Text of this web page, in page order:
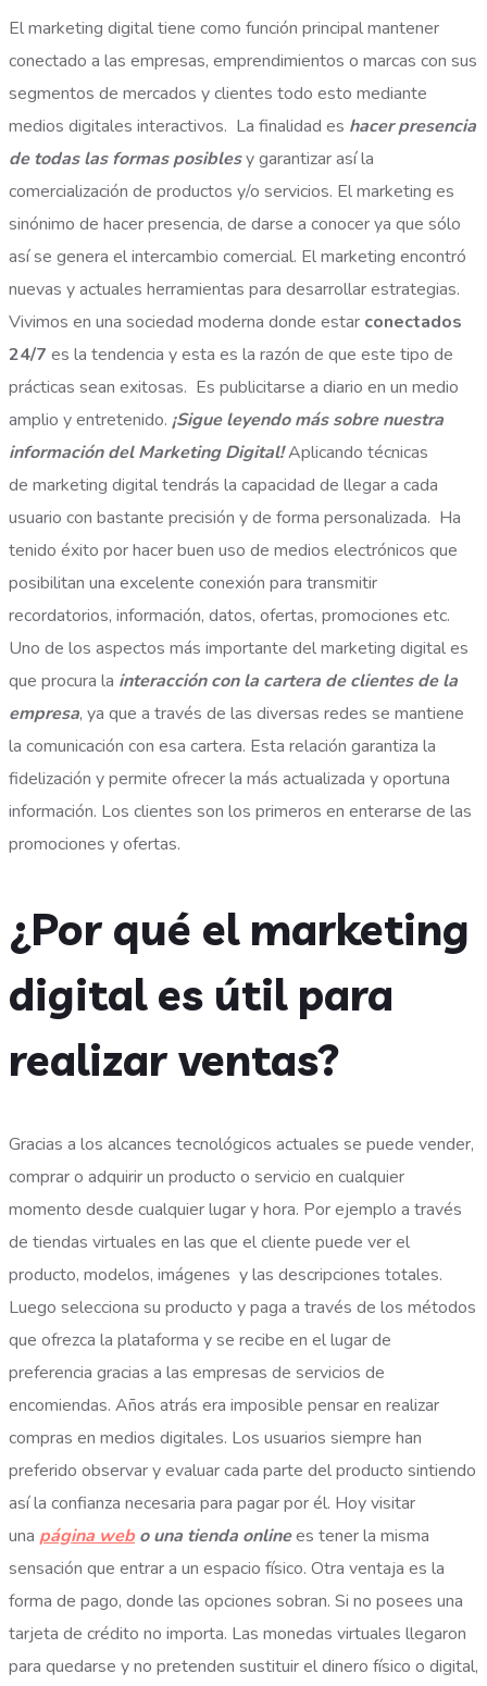
El marketing digital tiene como función principal mantener
conectado a las empresas, emprendimientos o marcas con sus
segmentos de mercados y clientes todo esto mediante
medios digitales interactivos. La finalidad es hacer presencia
de todas las formas posiblesy garantizar así la
comercialización de productos y/o servicios. El marketing es
sinónimo de hacer presencia, de darse a conocer ya que sólo
así se genera el intercambio comercial. El marketing encontró
nuevas y actuales herramientas para desarrollar estrategias.
Vivimos en una sociedad moderna donde estar conectados
24/7 es la tendencia y esta es la razón de que este tipo de
prácticas sean exitosas. Es publicitarse a diario en un medio
amplio y entretenido. ¡Sigue leyendo más sobre nuestra
información del Marketing Digital!Aplicando técnicas
de marketing digital tendrás la capacidad de llegar a cada
usuario con bastante precisión y de forma personalizada. Ha
tenido éxito por hacer buen uso de medios electrónicos que
posibilitan una excelente conexión para transmitir
recordatorios, información, datos, ofertas, promociones etc.
Uno de los aspectos más importante del marketing digital es
que procura la interacción con la cartera de clientes de la
empresa, ya que a través de las diversas redes se mantiene
la comunicación con esa cartera. Esta relación garantiza la
fidelización y permite ofrecer la más actualizada y oportuna
información. Los clientes son los primeros en enterarse de las
promociones y ofertas.
¿Por qué el marketing
digital es útil para
realizar ventas?
Gracias a los alcances tecnológicos actuales se puede vender,
comprar o adquirir un producto o servicio en cualquier
momento desde cualquier lugar y hora. Por ejemplo a través
de tiendas virtuales en las que el cliente puede ver el
producto, modelos, imágenes y las descripciones totales.
Luego selecciona su producto y paga a través de los métodos
que ofrezca la plataforma y se recibe en el lugar de
preferencia gracias a las empresas de servicios de
encomiendas. Años atrás era imposible pensar en realizar
compras en medios digitales. Los usuarios siempre han
preferido observar y evaluar cada parte del producto sintiendo
así la confianza necesaria para pagar por él. Hoy visitar
una página web o una tienda onlinees tener la misma
sensación que entrar a un espacio físico. Otra ventaja es la
forma de pago, donde las opciones sobran. Si no posees una
tarjeta de crédito no importa. Las monedas virtuales llegaron
para quedarse y no pretenden sustituir el dinero físico o digital,